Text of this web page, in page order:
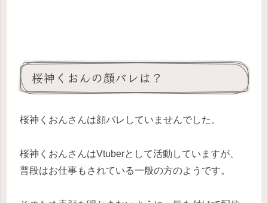
桜神くおんの顔バレは？
桜神くおんさんは顔バレしていませんでした。
桜神くおんさんはVtuberとして活動していますが、
普段はお仕事もされている一般の方のようです。